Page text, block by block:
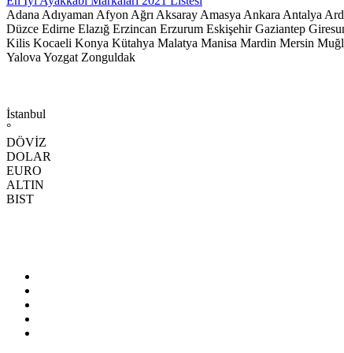
Adana Adıyaman Afyon Ağrı Aksaray Amasya Ankara Antalya
Düzce Edirne Elazığ Erzincan Erzurum Eskişehir Gaziantep
Kilis Kocaeli Konya Kütahya Malatya Manisa Mardin Mersin
Yalova Yozgat Zonguldak
İstanbul
°
DÖVİZ
DOLAR
EURO
ALTIN
BIST